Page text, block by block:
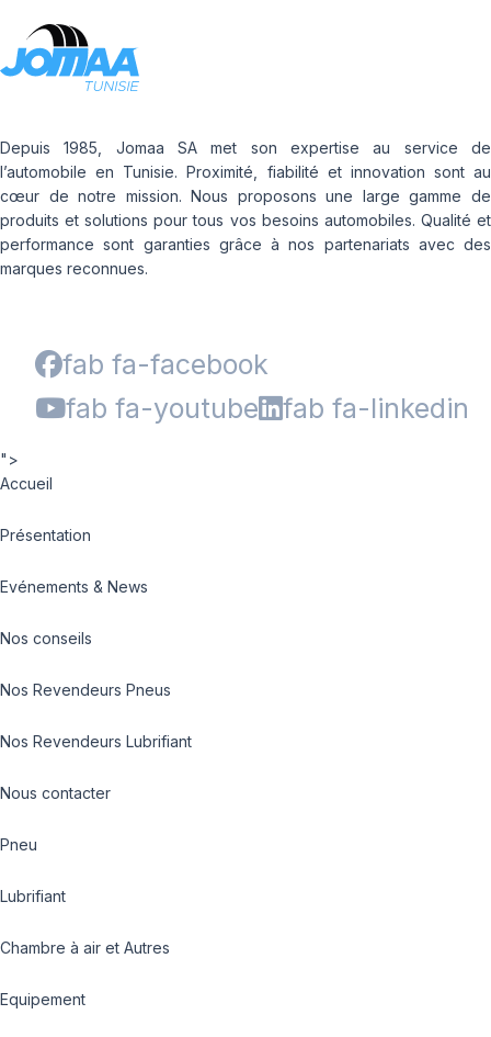
Depuis 1985, Jomaa SA met son expertise au service de
l’automobile en Tunisie. Proximité, fiabilité et innovation sont au
cœur de notre mission. Nous proposons une large gamme de
produits et solutions pour tous vos besoins automobiles. Qualité et
performance sont garanties grâce à nos partenariats avec des
marques reconnues.
fab fa-facebook
fab fa-youtube
fab fa-linkedin
">
Accueil
Présentation
Evénements & News
Nos conseils
Nos Revendeurs Pneus
Nos Revendeurs Lubrifiant
Nous contacter
Pneu
Lubrifiant
Chambre à air et Autres
Equipement